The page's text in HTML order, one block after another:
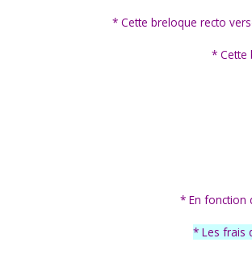
* Cette breloque recto
* Cette
* En fonction
* Les frais